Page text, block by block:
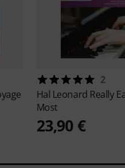
2
Hal Leonard Really
Most
23,90 €